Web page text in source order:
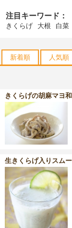
注目キーワード：
きくらげ 大根 白菜
新着順 人気順
きくらげの胡麻マヨ和
生きくらげ入りスム